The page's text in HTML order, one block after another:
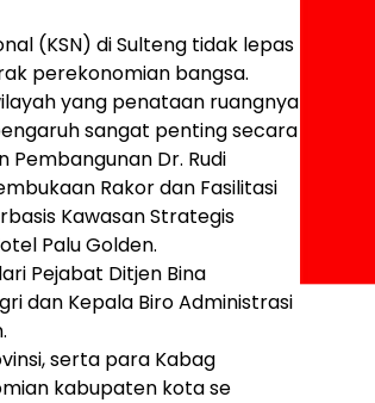
(KSN) di Sulteng tidak lepas
perekonomian bangsa.
yang penataan ruangnya
sangat penting secara
Pembangunan Dr. Rudi
Rakor dan Fasilitasi
Kawasan Strategis
Palu Golden.
Pejabat Ditjen Bina
dan Kepala Biro Administrasi
serta para Kabag
kabupaten kota se